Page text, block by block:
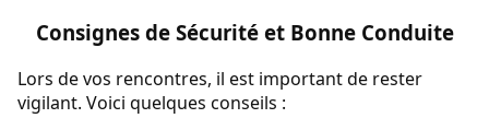
Consignes de Sécurité et Bonne Conduite
Lors de vos rencontres, il est important de rester
vigilant. Voici quelques conseils :